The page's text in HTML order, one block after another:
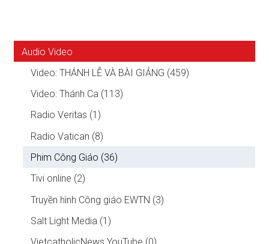
Audio Video
Video: THÁNH LỄ VÀ BÀI GIẢNG (459)
Video: Thánh Ca (113)
Radio Veritas (1)
Radio Vatican (8)
Phim Công Giáo (36)
Tivi online (2)
Truyền hình Công giáo EWTN (3)
Salt Light Media (1)